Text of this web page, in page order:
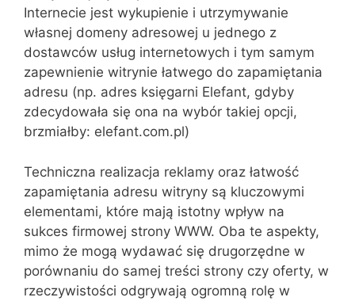
Internecie jest wykupienie i utrzymywanie
własnej domeny adresowej u jednego z
dostawców usług internetowych i tym samym
zapewnienie witrynie łatwego do zapamiętania
adresu (np. adres księgarni Elefant, gdyby
zdecydowała się ona na wybór takiej opcji,
brzmiałby: elefant.com.pl)
Techniczna realizacja reklamy oraz łatwość
zapamiętania adresu witryny są kluczowymi
elementami, które mają istotny wpływ na
sukces firmowej strony WWW. Oba te aspekty,
mimo że mogą wydawać się drugorzędne w
porównaniu do samej treści strony czy oferty, w
rzeczywistości odgrywają ogromną rolę w